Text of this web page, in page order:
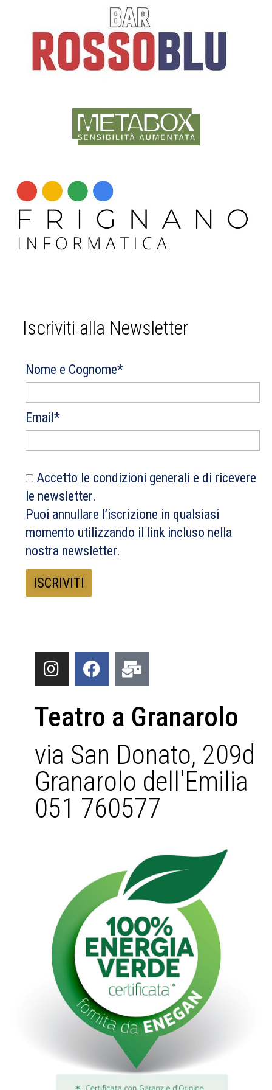
Iscriviti alla Newsletter
Nome e Cognome*
Email*
Accetto le condizioni generali e di ricevere
le newsletter.
Puoi annullare l’iscrizione in qualsiasi
momento utilizzando il link incluso nella
nostra newsletter.
Teatro a Granarolo
via San Donato, 209d
Granarolo dell'Emilia
051 760577